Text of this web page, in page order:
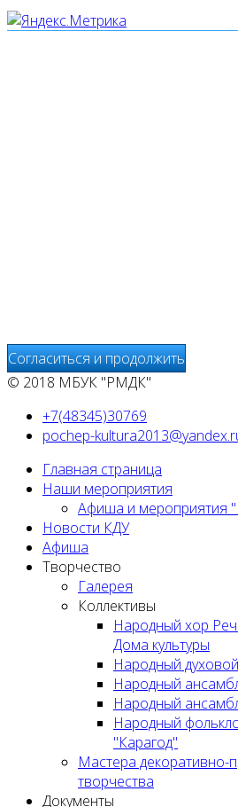
Согласиться и продолжить
© 2018 МБУК "РМДК"
+7(48345)30769
pochep-
Главная страница
Наши мероприятия
Афиша и мероприятия
Новости КДУ
Афиша
Творчество
Галерея
Коллективы
Народный хор
Дома культуры
Народный
Народный
Народный
Народный
"Карагод"
Мастера декоративно-
творчества
Документы